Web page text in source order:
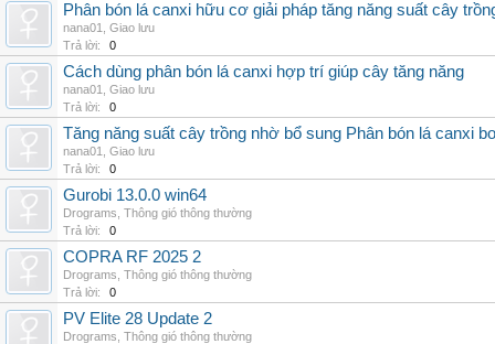
Phân bón lá canxi hữu cơ giải pháp tăng năng suất cây
nana01
Giao lưu
Trả lời:
0
Cách dùng phân bón lá canxi hợp trí giúp cây tăng năng
nana01
Giao lưu
Trả lời:
0
Tăng năng suất cây trồng nhờ bổ sung Phân bón lá canxi
nana01
Giao lưu
Trả lời:
0
Gurobi 13.0.0 win64
Drograms Thông gió thông thường
Trả lời:
0
COPRA RF 2025 2
Drograms Thông gió thông thường
Trả lời:
0
PV Elite 28 Update 2
Drograms Thông gió thông thường